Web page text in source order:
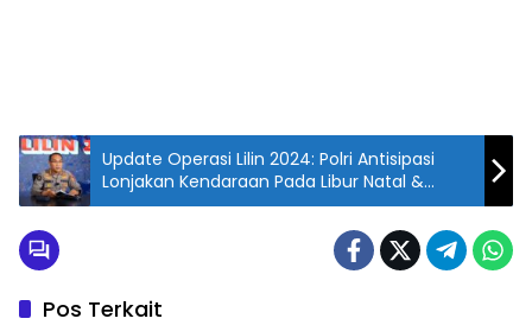
Update Operasi Lilin 2024: Polri Antisipasi
Lonjakan Kendaraan Pada Libur Natal &
Tahun Baru
Pos Terkait